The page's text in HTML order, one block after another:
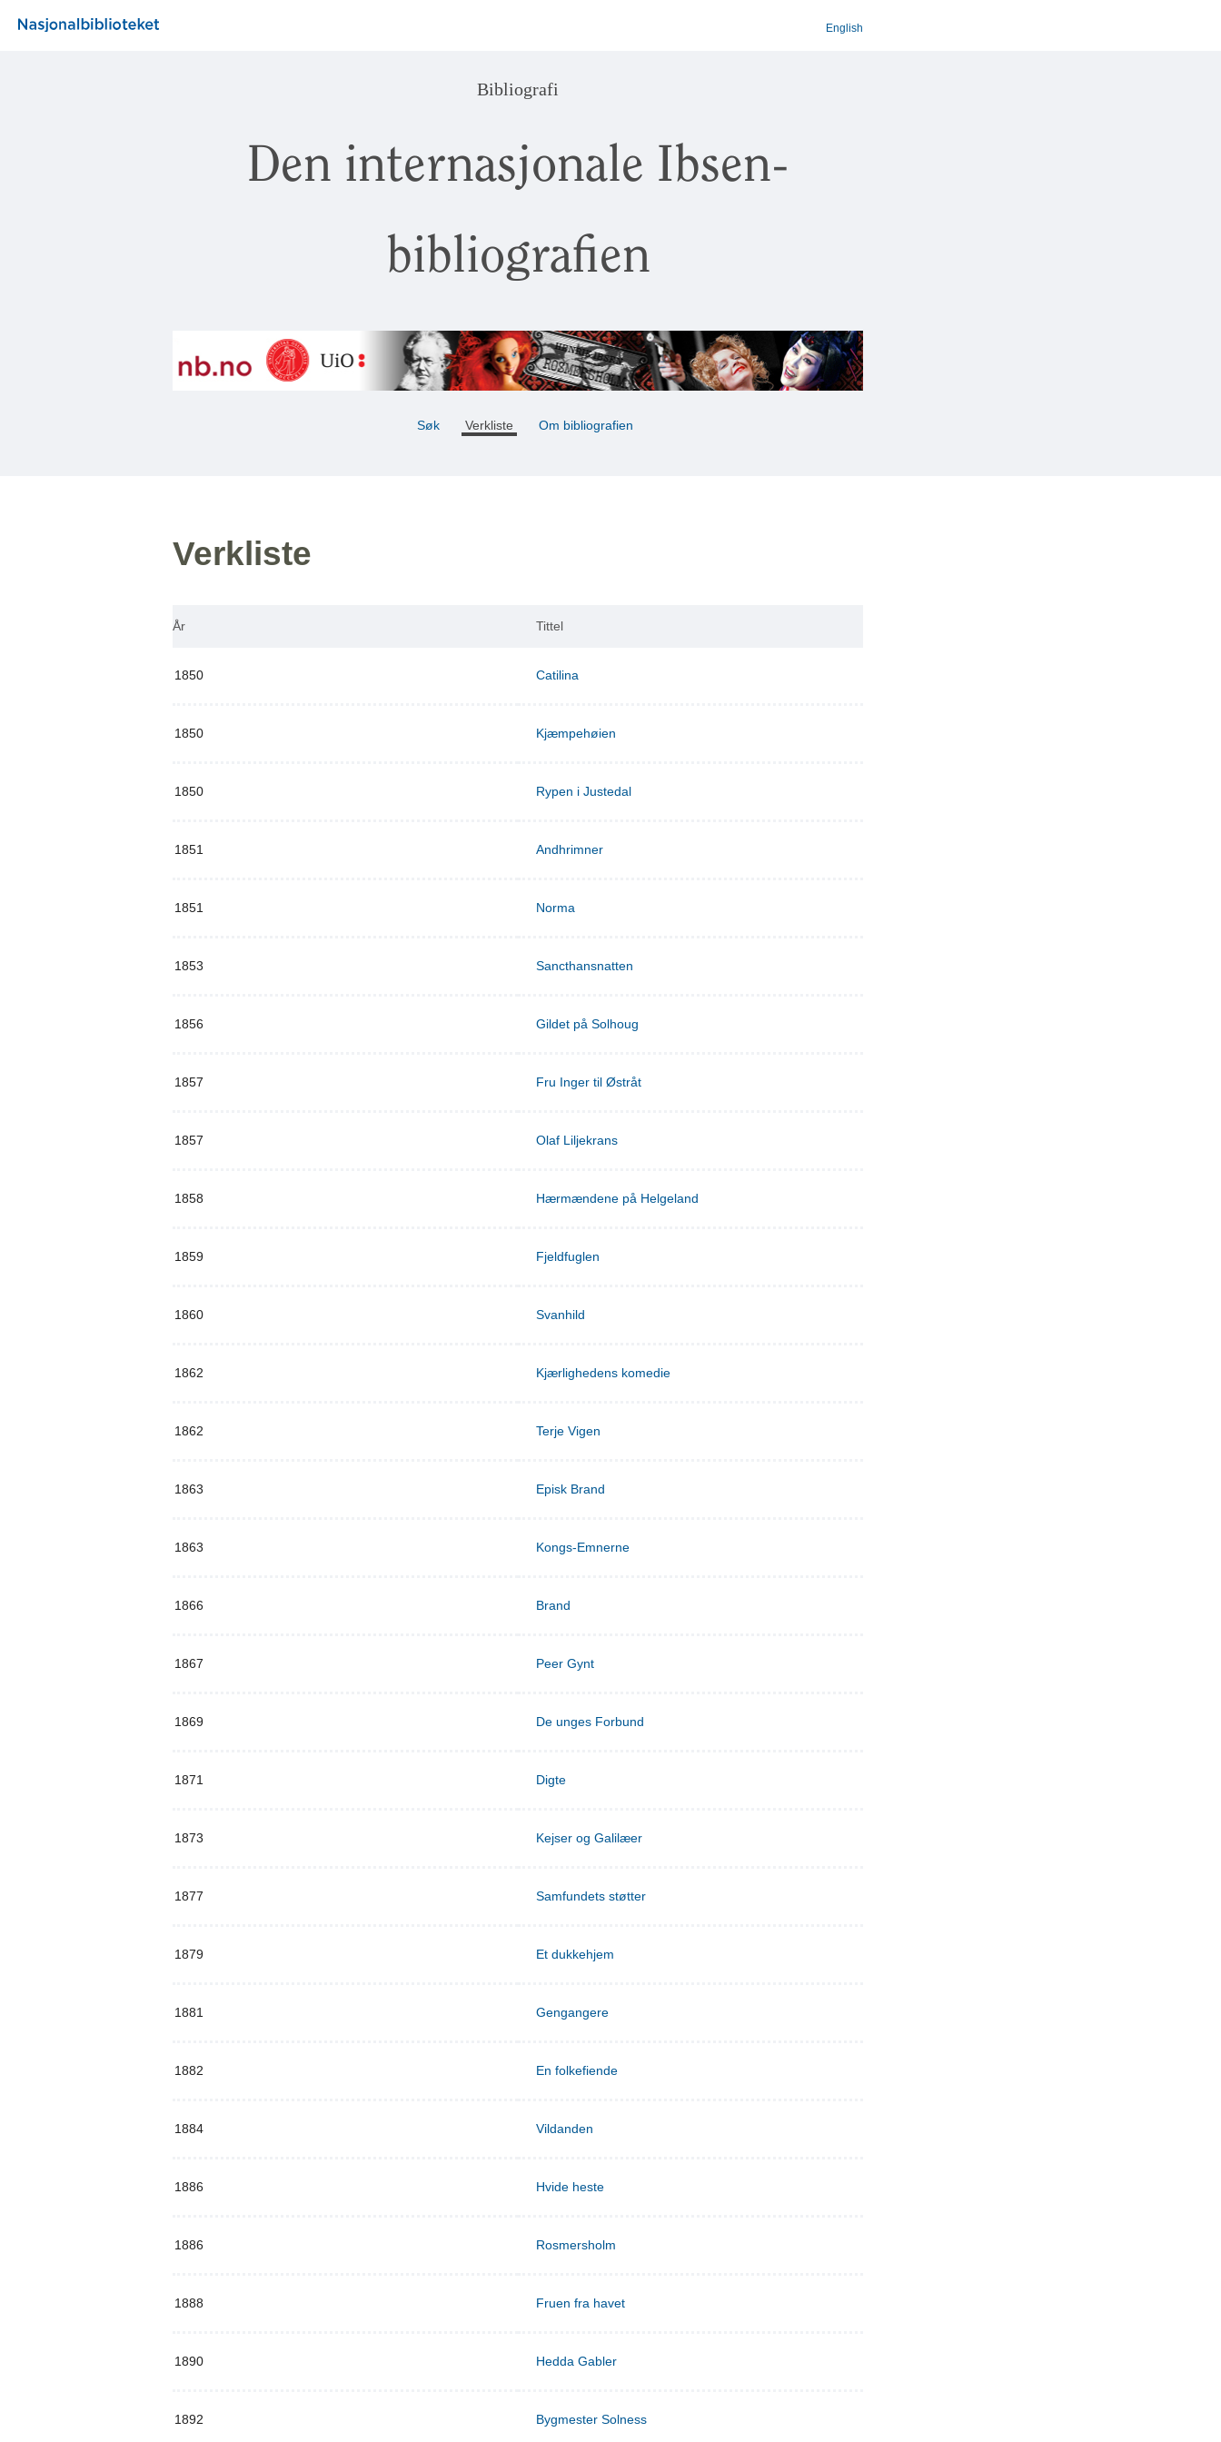
English
Bibliografi
Den internasjonale Ibsen-
bibliografien
Søk Verkliste Om bibliografien
Verkliste
År Tittel
1850 Catilina
1850 Kjæmpehøien
1850 Rypen i Justedal
1851 Andhrimner
1851 Norma
1853 Sancthansnatten
1856 Gildet på Solhoug
1857 Fru Inger til Østråt
1857 Olaf Liljekrans
1858 Hærmændene på Helgeland
1859 Fjeldfuglen
1860 Svanhild
1862 Kjærlighedens komedie
1862 Terje Vigen
1863 Episk Brand
1863 Kongs-Emnerne
1866 Brand
1867 Peer Gynt
1869 De unges Forbund
1871 Digte
1873 Kejser og Galilæer
1877 Samfundets støtter
1879 Et dukkehjem
1881 Gengangere
1882 En folkefiende
1884 Vildanden
1886 Hvide heste
1886 Rosmersholm
1888 Fruen fra havet
1890 Hedda Gabler
1892 Bygmester Solness